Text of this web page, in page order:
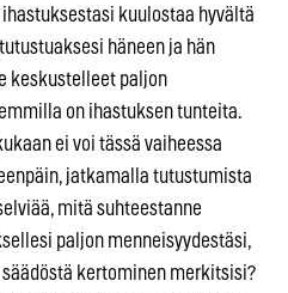
kuulostaa hyvältä
häneen ja hän
keskustelleet paljon
on ihastuksen tunteita.
ei voi tässä vaiheessa
jatkamalla tutustumista
mitä suhteestanne
paljon menneisyydestäsi,
kertominen merkitsisi?